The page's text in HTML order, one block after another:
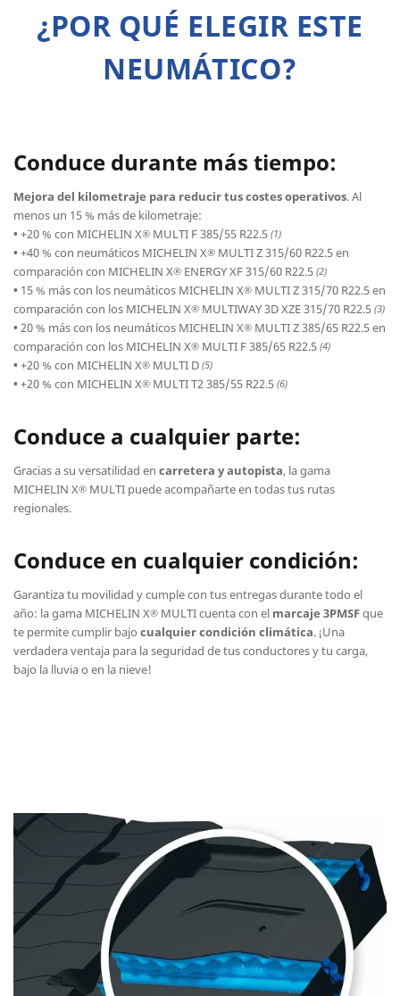
¿POR QUÉ ELEGIR ESTE
NEUMÁTICO?
Conduce durante más tiempo:
Mejora del kilometraje para reducir tus costes operativos. Al
menos un 15 % más de kilometraje:
•+20 % con MICHELIN X® MULTI F 385/55 R22.5 (1)
•+40 % con neumáticos MICHELIN X® MULTI Z 315/60 R22.5 en
comparación con MICHELIN X® ENERGY XF 315/60 R22.5 (2)
• 15 % más con los neumáticos MICHELIN X® MULTI Z 315/70 R22.5 en
comparación con los MICHELIN X® MULTIWAY 3D XZE 315/70 R22.5 (3)
•20 % más con los neumáticos MICHELIN X® MULTI Z 385/65 R22.5 en
comparación con los MICHELIN X® MULTI F 385/65 R22.5 (4)
•+20 % con MICHELIN X® MULTI D (5)
•+20 % con MICHELIN X® MULTI T2 385/55 R22.5 (6)
Conduce a cualquier parte:
Gracias a su versatilidad en carretera y autopista, la gama
MICHELIN X® MULTI puede acompañarte en todas tus rutas
regionales.
Conduce en cualquier condición:
Garantiza tu movilidad y cumple con tus entregas durante todo el
año: la gama MICHELIN X® MULTI cuenta con el marcaje 3PMSFque
te permite cumplir bajo cualquier condición climática. ¡Una
verdadera ventaja para la seguridad de tus conductores y tu carga,
bajo la lluvia o en la nieve!